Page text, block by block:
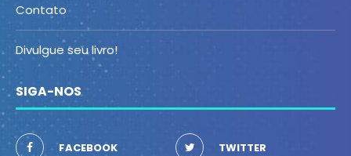
Contato
Divulgue seu livro!
SIGA-NOS
FACEBOOK TWITTER